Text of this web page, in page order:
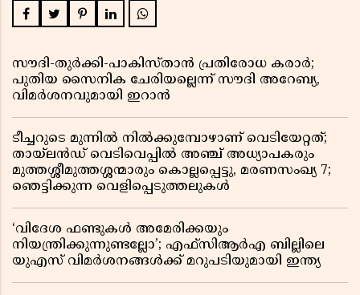
സൗദി-തുർക്കി-പാകിസ്താൻ പ്രതിരോധ കരാർ;
പുതിയ സൈനിക ചേരിയല്ലെന്ന് സൗദി അറേബ്യ,
വിമർശനവുമായി ഇറാൻ
ടീച്ചറുടെ മുന്നിൽ നിൽക്കുമ്പോഴാണ് വെടിയേറ്റത്;
തായ്‌ലൻഡ് വെടിവെപ്പിൽ അഞ്ച് അധ്യാപകരും
മുത്തശ്ശീമുത്തശ്ശന്മാരും കൊല്ലപ്പെട്ടു, മരണസംഖ്യ 7;
ഞെട്ടിക്കുന്ന വെളിപ്പെടുത്തലുകൾ
‘വിദേശ ഫണ്ടുകൾ അമേരിക്കയും
നിയന്ത്രിക്കുന്നുണ്ടല്ലോ’; എഫ്സിആർഎ ബില്ലിലെ
യുഎസ് വിമർശനങ്ങൾക്ക് മറുപടിയുമായി ഇന്ത്യ